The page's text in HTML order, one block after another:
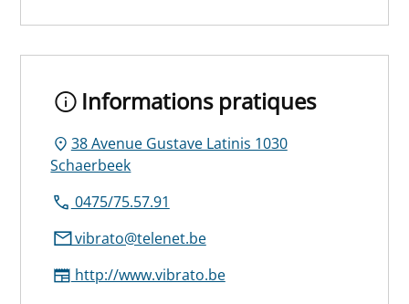
Informations pratiques
38 Avenue Gustave Latinis 1030
Schaerbeek
0475/75.57.91
vibrato@telenet.be
http://www.vibrato.be